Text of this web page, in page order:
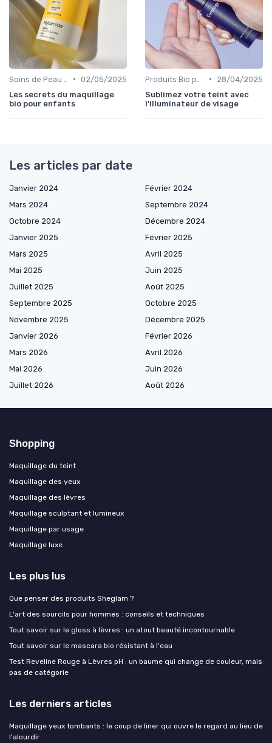
• 02/05/2025
Les secrets du maquillage
bio pour enfants
•
28/04/2025
Sublimez votre teint avec
l'illuminateur de visage
Les articles par date
Janvier 2024
Février 2024
Mars 2024
Septembre 2024
Octobre 2024
Décembre 2024
Janvier 2025
Février 2025
Mars 2025
Avril 2025
Mai 2025
Juin 2025
Juillet 2025
Août 2025
Septembre 2025
Octobre 2025
Novembre 2025
Décembre 2025
Janvier 2026
Février 2026
Mars 2026
Avril 2026
Mai 2026
Juin 2026
Juillet 2026
Août 2026
Shopping
Maquillage du teint
Maquillage des yeux
Maquillage des lèvres
Maquillage sculptant et lumineux
Maquillage par usage
Maquillage luxe
Les plus lus
Que penser des produits Sheglam ?
L'art des sourcils pour hommes : conseils et techniques
Tout savoir sur le gloss à lèvres : un atout beauté incontournable
Tout savoir sur le mascara bio résistant à l'eau
Test Reveline Rouge à Lèvres pH : un baume qui change de couleur, mais
pas de catégorie
Les derniers articles
Maquillage yeux tombants : le coup de liner qui ouvre le regard au lieu de
l'alourdir